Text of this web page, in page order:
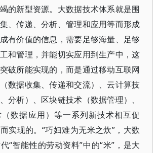
的新型资源。大数据技术体系就是围
、传递、分析、管理和应用等而形成
有价值的信息，需要足够海量、足够
和管理，并能切实应用到生产中，这
破所能实现的，而是通过移动互联网
数据收集、传递和交流）、云计算技
分析）、区块链技术（数据管理）、
数据应用）等一系列新技术相互促
实现的。“巧妇难为无米之炊”，大数
“智能性的劳动资料”中的“米”，是大